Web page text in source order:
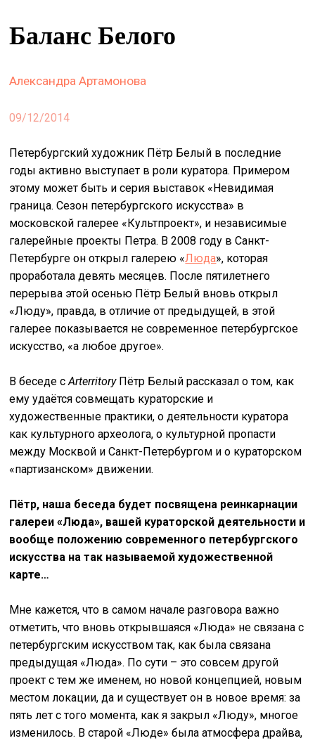
нас
искать
Баланс Белого
Александра Артамонова
09/12/2014
Петербургский художник Пётр Белый в последние
годы активно выступает в роли куратора. Примером
этому может быть и серия выставок «Невидимая
граница. Сезон петербургского искусства» в
московской галерее «Культпроект», и независимые
галерейные проекты Петра. В 2008 году в Санкт-
Петербурге он открыл галерею «Люда», которая
проработала девять месяцев. После пятилетнего
перерыва этой осенью Пётр Белый вновь открыл
«Люду», правда, в отличие от предыдущей, в этой
галерее показывается не современное петербургское
искусство, «а любое другое».
В беседе сArterritoryПётр Белый рассказал о том, как
ему удаётся совмещать кураторские и
художественные практики, о деятельности куратора
как культурного археолога, о культурной пропасти
между Москвой и Санкт-Петербургом и о кураторском
«партизанском» движении.
Пётр, наша беседа будет посвящена реинкарнации
галереи «Люда», вашей кураторской деятельности и
вообще положению современного петербургского
искусства на так называемой художественной
карте…
Мне кажется, что в самом начале разговора важно
отметить, что вновь открывшаяся «Люда» не связана с
петербургским искусством так, как была связана
предыдущая «Люда». По сути – это совсем другой
проект с тем же именем, но новой концепцией, новым
местом локации, да и существует он в новое время: за
пять лет с того момента, как я закрыл «Люду», многое
изменилось. В старой «Люде» была атмосфера драйва,